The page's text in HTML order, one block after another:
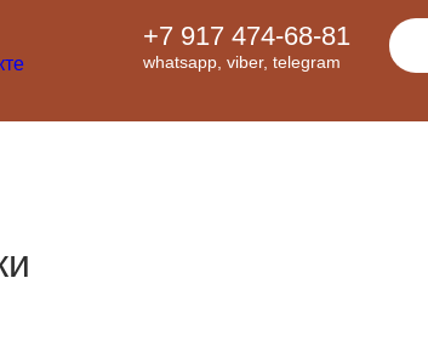
+7 917 474-68-81
whatsapp, viber, telegram